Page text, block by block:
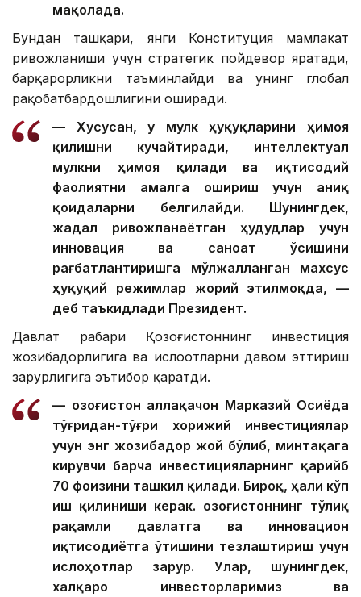
мақолада.
Бундан ташқари, янги Конституция мамлакат
ривожланиши учун стратегик пойдевор яратади,
барқарорликни таъминлайди ва унинг глобал
рақобатбардошлигини оширади.
— Хусусан, у мулк ҳуқуқларини ҳимоя
қилишни кучайтиради, интеллектуал
мулкни ҳимоя қилади ва иқтисодий
фаолиятни амалга ошириш учун аниқ
қоидаларни белгилайди. Шунингдек,
жадал ривожланаётган ҳудудлар учун
инновация ва саноат ўсишини
рағбатлантиришга мўлжалланган махсус
ҳуқуқий режимлар жорий этилмоқда, —
деб таъкидлади Президент.
Давлат раҳбари Қозоғистоннинг инвестиция
жозибадорлигига ва ислоҳотларни давом эттириш
зарурлигига эътибор қаратди.
— Қозоғистон аллақачон Марказий Осиёда
тўғридан-тўғри хорижий инвестициялар
учун энг жозибадор жой бўлиб, минтақага
кирувчи барча инвестицияларнинг қарийб
70 фоизини ташкил қилади. Бироқ, ҳали кўп
иш қилиниши керак. Қозоғистоннинг тўлиқ
рақамли давлатга ва инновацион
иқтисодиётга ўтишини тезлаштириш учун
ислоҳотлар зарур. Улар, шунингдек,
халқаро инвесторларимиз ва